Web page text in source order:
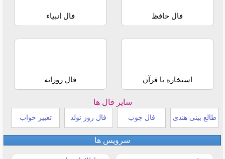
فال حافظ فال انبیاء
استخاره با قرآن فال روزانه
سایر فال ها
طالع بینی هندی فال چوب فال روز تولد تعبیر خواب
سرویس ها